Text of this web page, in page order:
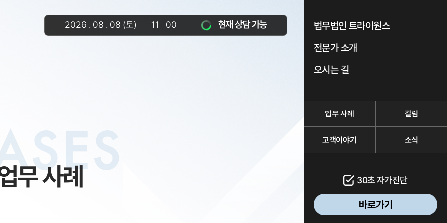
법무법인 트라이원스
전문가 소개
오시는 길
업무 사례 칼럼
고객이야기 소식
30초 자가진단
바로가기
2026 08 08 (토) 11 01 현재 상담 가능
무 사례